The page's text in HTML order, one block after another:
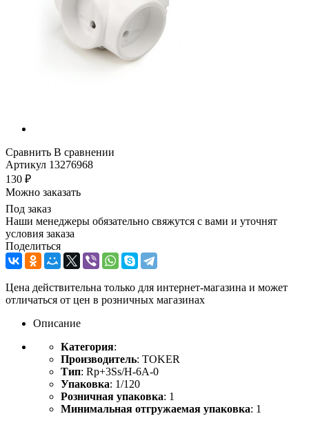
Сравнить В сравнении
Артикул 13276968
130 ₽
Можно заказать
Под заказ
Наши менеджеры обязательно свяжутся с вами и уточнят
условия заказа
Поделиться
Цена действительна только для интернет-магазина и может
отличаться от цен в розничных магазинах
Описание
Категория:
Производитель: TOKER
Тип: Rp+3Ss/H-6A-0
Упаковка: 1/120
Розничная упаковка: 1
Минимальная отгружаемая упаковка: 1